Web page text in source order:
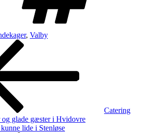
, Valby
Catering
og glade gæster i Hvidovre
lide i Stenløse